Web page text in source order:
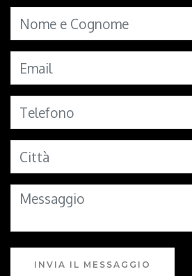
INVIA IL MESSAGGIO